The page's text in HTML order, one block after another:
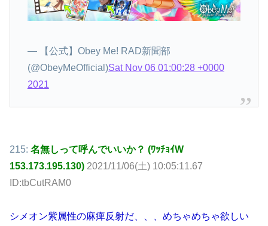
— 【公式】Obey Me! RAD新聞部
(@ObeyMeOfficial)Sat Nov 06 01:00:28 +0000
2021
215: 名無しって呼んでいいか？ (ﾜｯﾁｮｲW
153.173.195.130) 2021/11/06(土) 10:05:11.67
ID:tbCutRAM0
シメオン紫属性の麻痺反射だ、、、めちゃめちゃ欲しい